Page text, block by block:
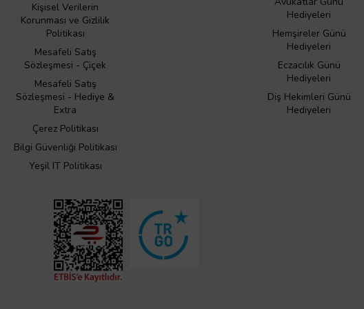
Kişisel Verilerin
Korunması ve Gizlilik
Politikası
Mesafeli Satış
Sözleşmesi - Çiçek
Mesafeli Satış
Sözleşmesi - Hediye &
Extra
Çerez Politikası
Bilgi Güvenliği Politikası
Yeşil IT Politikası
Hediyeleri
Hemşireler Günü
Hediyeleri
Eczacılık Günü
Hediyeleri
Diş Hekimleri Günü
Hediyeleri